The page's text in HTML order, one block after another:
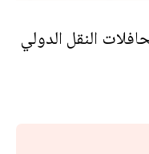
النقل الدولي